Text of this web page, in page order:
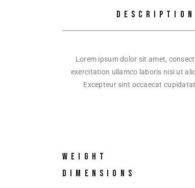
DESCRIPTION
Lorem ipsum dolor sit amet,
exercitation ullamco laboris nisi ut
Excepteur sint occaecat
WEIGHT
DIMENSIONS